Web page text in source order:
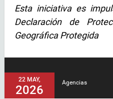
Esta iniciativa es
Declaración de
Geográfica Protegida
22 MAY,
2026
Agencias